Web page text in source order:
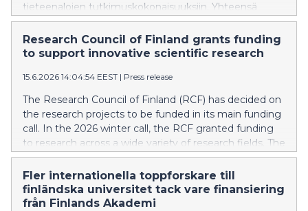
tieteenalojen tutkimuskokonaisuuksiin. Yhteensä
Akatemia rahoittaa 145 uutta akatemiatutkijaa ja 277
akatemiahanketta osahankkeet mukaan luettuna.
Rahoitetut hankkeet edustavat tieteenalojensa
osaamista koko yhteiskunnan käyttöön.
Research Council of Finland grants funding
to support innovative scientific research
15.6.2026 14:04:54 EEST | Press release
The Research Council of Finland (RCF) has decided on
the research projects to be funded in its main funding
call. In the 2026 winter call, the RCF granted funding
to research across a wide variety of research fields. The
funding was granted towards 145 new Academy
Research Fellowships and 277 new Academy Projects
(counted by subproject). The funded projects
represent the international forefront of their
Fler internationella toppforskare till
finländska universitet tack vare finansiering
från Finlands Akademi